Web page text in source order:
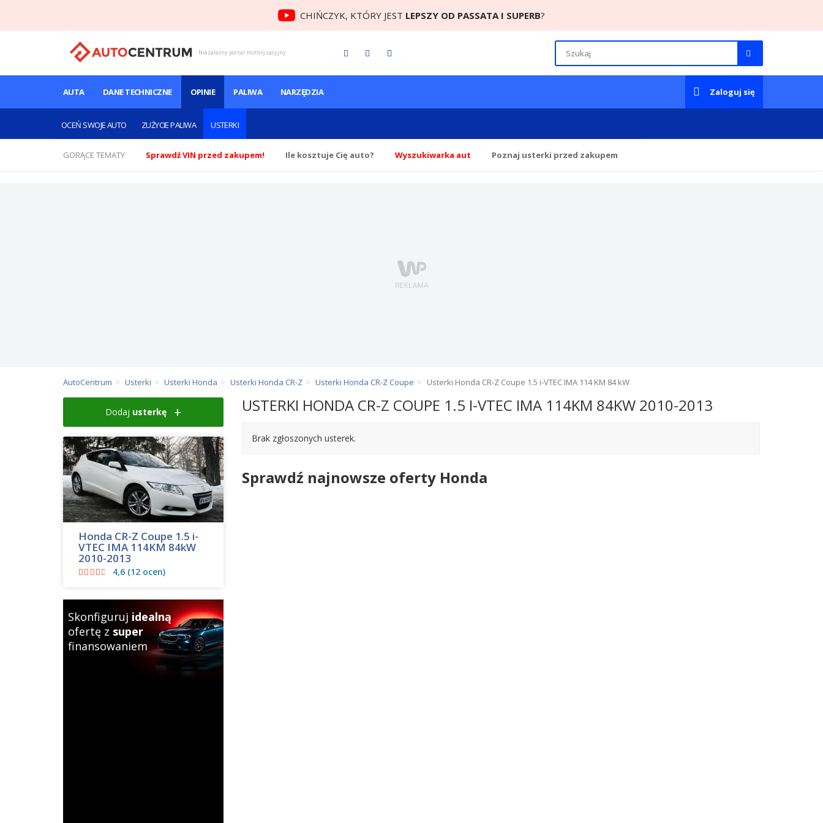
CHIŃCZYK, KTÓRY JEST LEPSZY OD PASSATA I SUPERB?
Niezależny portal motoryzacyjny
AUTA DANE TECHNICZNE OPINIE
OCEŃ SWOJE AUTO ZUŻYCIE PALIWA USTERKI
PALIWA NARZĘDZIA Zaloguj się
GORĄCE TEMATY Sprawdź VIN przed zakupem! Ile kosztuje Cię auto? Wyszukiwarka aut Poznaj usterki przed zakupem
AutoCentrum Usterki Usterki Honda Usterki Honda CR-Z Usterki Honda CR-Z Coupe Usterki Honda CR-Z Coupe 1.5 i-VTEC IMA 114 KM 84 kW
USTERKI HONDA CR-Z COUPE 1.5 I-VTEC IMA 114KM 84KW 2010-2013
Brak zgłoszonych usterek.
Sprawdź najnowsze oferty Honda
Dodaj usterkę
Honda CR-Z Coupe 1.5 i-
VTEC IMA 114KM 84kW
2010-2013
4,6 (12 ocen)
Skonfiguruj idealną
ofertę z super
finansowaniem